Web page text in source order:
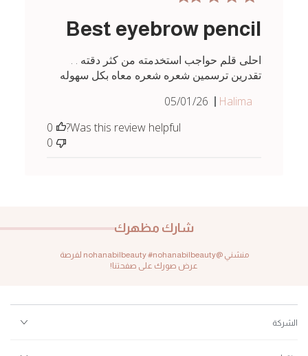
Best eyebrow pencil
احلى قلم حواجب استخدمته من كثر دقته . .
تقدرين ترسمين شعره شعره معاه بكل سهوله
Halima
Published05/01/26
Was this review helpful?
0
0
شارك مظهرك
منشني @nohanabilbeauty #nohanabilbeauty لفرصة
عرض صورك على صفحتنا!
الشركة